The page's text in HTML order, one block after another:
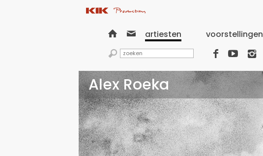
  artiesten voorstellingen
   
Alex Roeka